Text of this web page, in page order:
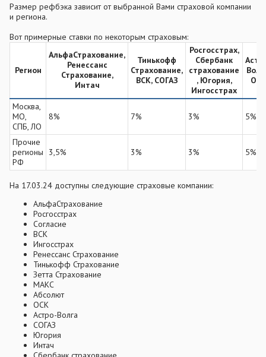
Размер рефбэка зависит от выбранной Вами страховой компании
и региона.
Вот примерные ставки по некоторым страховым:
Регион​
АльфаСтрахование,
Ренессанс
Страхование,
Интач​
Тинькофф
Страхование,
ВСК, СОГАЗ​
Росгосстрах,
Сбербанк
cтрахование
, Югория,
Ингосстрах​
ОСК​
Москва,
МО,
СПБ, ЛО
8% 7% 3% 5%
Прочие
регионы
РФ
3,5% 3% 3% 5%
На 17.03.24 доступны следующие страховые компании:
АльфаСтрахование
Росгосстрах
Согласие
ВСК
Ингосстрах
Ренессанс Страхование
Тинькофф Страхование
Зетта Страхование
МАКС
Абсолют
ОСК
Астро-Волга
СОГАЗ
Югория
Интач